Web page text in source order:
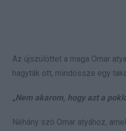
Az újszülöttet a maga Omar
hagyták ott, mindössze egy
„Nem akarom, hogy azt a
Néhány szó Omar atyához,